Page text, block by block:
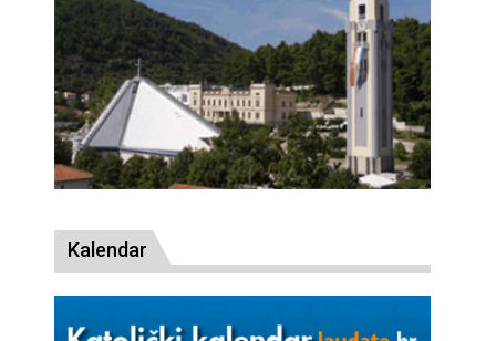
Kalendar